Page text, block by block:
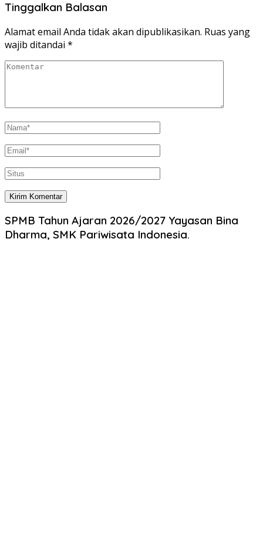
Tinggalkan Balasan
Alamat email Anda tidak akan dipublikasikan. Ruas yang
wajib ditandai *
SPMB Tahun Ajaran 2026/2027 Yayasan Bina
Dharma, SMK Pariwisata Indonesia.